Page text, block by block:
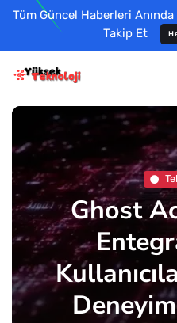
Tüm Güncel Haberleri
Takip Et
Ghost